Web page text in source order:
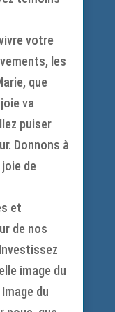
votre
les
que
va
puiser
Donnons à
de
et
de nos
image du
du